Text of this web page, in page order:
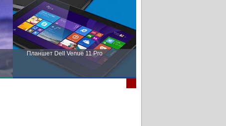
Планшет Dell Venue 11 Pro